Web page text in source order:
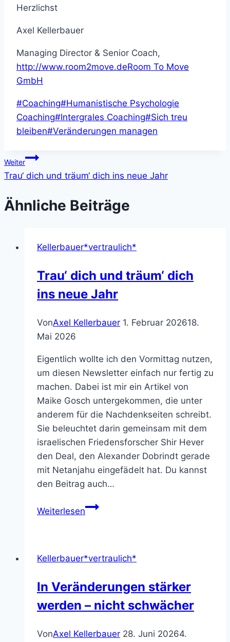
Herzlichst
Axel Kellerbauer
Managing Director & Senior Coach,
http://www.room2move.deRoom To Move
GmbH
Schlagworte:
#Coaching#Humanistische Psychologie
Coaching#Intergrales Coaching#Sich treu
bleiben#Veränderungen managen
Beitragsnavigation
Weiter
Trau‘ dich und träum‘ dich ins neue Jahr
Ähnliche Beiträge
Kellerbauer*vertraulich*
Trau‘ dich und träum‘ dich
ins neue Jahr
VonAxel Kellerbauer 1. Februar 202618.
Mai 2026
Eigentlich wollte ich den Vormittag nutzen,
um diesen Newsletter einfach nur fertig zu
machen. Dabei ist mir ein Artikel von
Maike Gosch untergekommen, die unter
anderem für die Nachdenkseiten schreibt.
Sie beleuchtet darin gemeinsam mit dem
israelischen Friedensforscher Shir Hever
den Deal, den Alexander Dobrindt gerade
mit Netanjahu eingefädelt hat. Du kannst
den Beitrag auch…
WeiterlesenTrau‘
dich
neue
Jahr
Kellerbauer*vertraulich*
In Veränderungen stärker
werden – nicht schwächer
VonAxel Kellerbauer 28. Juni 20264.